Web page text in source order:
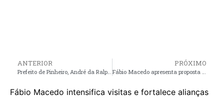
ANTERIOR PRÓXIMO
Fábio Macedo intensifica visitas e fortalece alianças